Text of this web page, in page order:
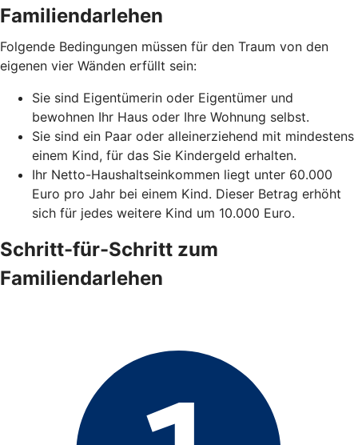
Familiendarlehen
Folgende Bedingungen müssen für den Traum von den
eigenen vier Wänden erfüllt sein:
Sie sind Eigentümerin oder Eigentümer und
bewohnen Ihr Haus oder Ihre Wohnung selbst.
Sie sind ein Paar oder alleinerziehend mit mindestens
einem Kind, für das Sie Kindergeld erhalten.
Ihr Netto-Haushaltseinkommen liegt unter 60.000
Euro pro Jahr bei einem Kind. Dieser Betrag erhöht
sich für jedes weitere Kind um 10.000 Euro.
Schritt-für-Schritt zum
Familiendarlehen